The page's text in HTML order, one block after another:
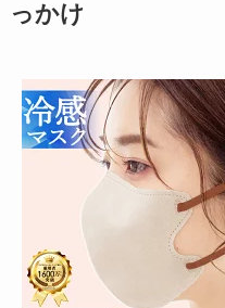
っかけ